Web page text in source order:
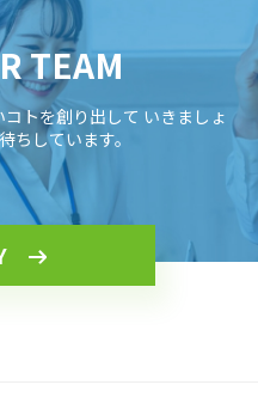
TEAM
トを創り出して いきましょ
ちしています。